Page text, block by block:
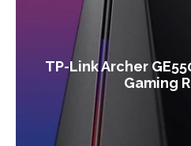
TP-Link Archer
Gaming